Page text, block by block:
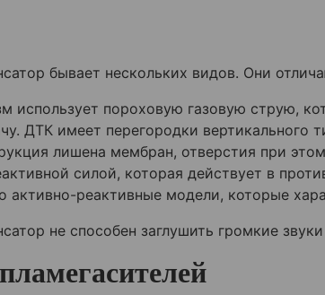
бывает нескольких видов. Они
использует пороховую газовую струю,
ДТК имеет перегородки вертикального
лишена мембран, отверстия при
силой, которая действует в
активно-реактивные модели, которые
не способен заглушить громкие